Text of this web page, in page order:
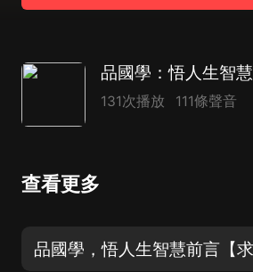
品國學：悟人生智慧
131次播放 111條聲音
查看更多